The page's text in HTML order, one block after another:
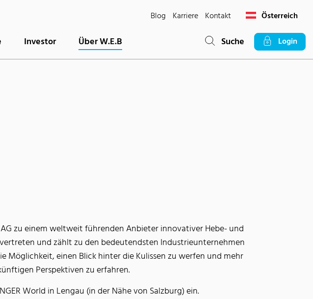
Blog Karriere Kontakt Österreich
Investor Über W.E.B Suche Login
zu einem weltweit führenden Anbieter innovativer Hebe- und
und zählt zu den bedeutendsten Industrieunternehmen
Möglichkeit, einen Blick hinter die Kulissen zu werfen und mehr
Perspektiven zu erfahren.
World in Lengau (in der Nähe von Salzburg) ein.